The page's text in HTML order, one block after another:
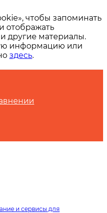
чтобы запоминать
отображать
другие материалы.
информацию или
здесь.
и сервисы для